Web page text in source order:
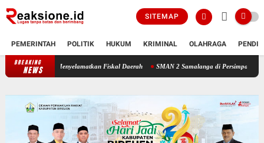
SITEMAP
PEMERINTAH POLITIK HUKUM KRIMINAL OLAHRAGA
BREAKING
NEWS
Menyelamatkan Fiskal Daerah SMAN 2 Samalanga di Persimpangan: